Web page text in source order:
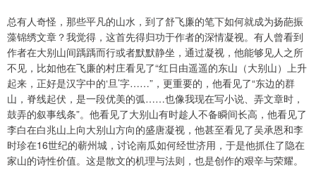
总有人奇怪，那些平凡的山水，到了舒飞廉的笔下如何就成为扬葩振
藻锦绣文章？我觉得，这首先得归功于作者的深情凝视。有人曾看到
作者在大别山间踽踽而行或者默默静坐，通过凝视，他能够见人之所
不见，比如他在飞廉的村庄看见了“红日由遥遥的东山（大别山）上升
起来，正好是汉字中的‘旦’字……”，更重要的，他看见了“东边的群
山，脊线起伏，是一段优美的弧……也像我现在写小说、弄文章时，
鼓弄的叙事线条”。他看见了大别山有时趁人不备瞬间长高，他看见了
李白在白兆山上向大别山方向的盛唐凝视，他甚至看见了吴承恩和李
时珍在16世纪的蕲州城，讨论南瓜如何经世济用，于是他抓住了隐在
家山的诗性价值。这是散文的机理与法则，也是创作的艰辛与荣耀。